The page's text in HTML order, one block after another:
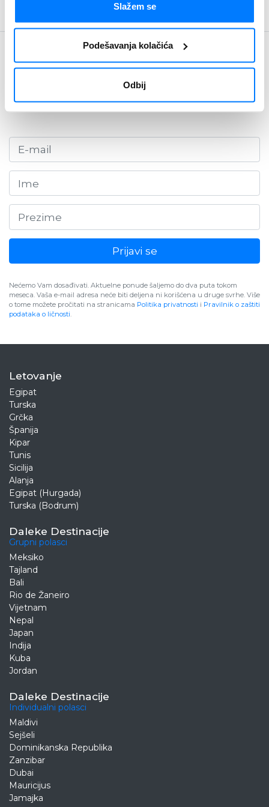
Slažem se
Podešavanja kolačića
Odbij
Budite u toku
Newsletter
Prijavi se
Nećemo Vam dosađivati. Aktuelne ponude šaljemo do dva puta tokom
meseca. Vaša e-mail adresa neće biti deljena ni korišćena u druge svrhe. Više
o tome možete pročitati na stranicama Politika privatnosti i Pravilnik o zaštiti
podataka o ličnosti
Letovanje
Egipat
Turska
Grčka
Španija
Kipar
Tunis
Sicilija
Alanja
Egipat (Hurgada)
Turska (Bodrum)
Daleke Destinacije
Grupni polasci
Meksiko
Tajland
Bali
Rio de Žaneiro
Vijetnam
Nepal
Japan
Indija
Kuba
Jordan
Daleke Destinacije
Individualni polasci
Maldivi
Sejšeli
Dominikanska Republika
Zanzibar
Dubai
Mauricijus
Jamajka